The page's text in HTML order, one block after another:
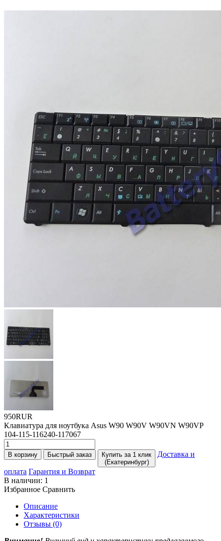
950RUR
Клавиатура для ноутбука Asus W90 W90V W90VN W90VP
104-115-116240-117067
В корзину Быстрый заказ
Купить за 1 клик
(Екатеринбург)
Доставка и
оплата Гарантия и Возврат
В наличии: 1
Избранное Сравнить
Описание
Характеристики
Отзывы (0)